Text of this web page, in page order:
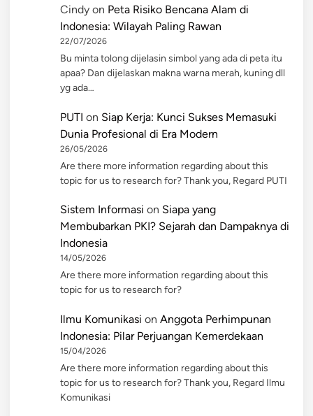
Cindy on Peta Risiko Bencana Alam di
Indonesia: Wilayah Paling Rawan
22/07/2026
Bu minta tolong dijelasin simbol yang ada di peta itu
apaa? Dan dijelaskan makna warna merah, kuning dll
yg ada…
PUTI on Siap Kerja: Kunci Sukses Memasuki
Dunia Profesional di Era Modern
26/05/2026
Are there more information regarding about this
topic for us to research for? Thank you, Regard PUTI
Sistem Informasi on Siapa yang
Membubarkan PKI? Sejarah dan Dampaknya di
Indonesia
14/05/2026
Are there more information regarding about this
topic for us to research for?
Ilmu Komunikasi on Anggota Perhimpunan
Indonesia: Pilar Perjuangan Kemerdekaan
15/04/2026
Are there more information regarding about this
topic for us to research for? Thank you, Regard Ilmu
Komunikasi